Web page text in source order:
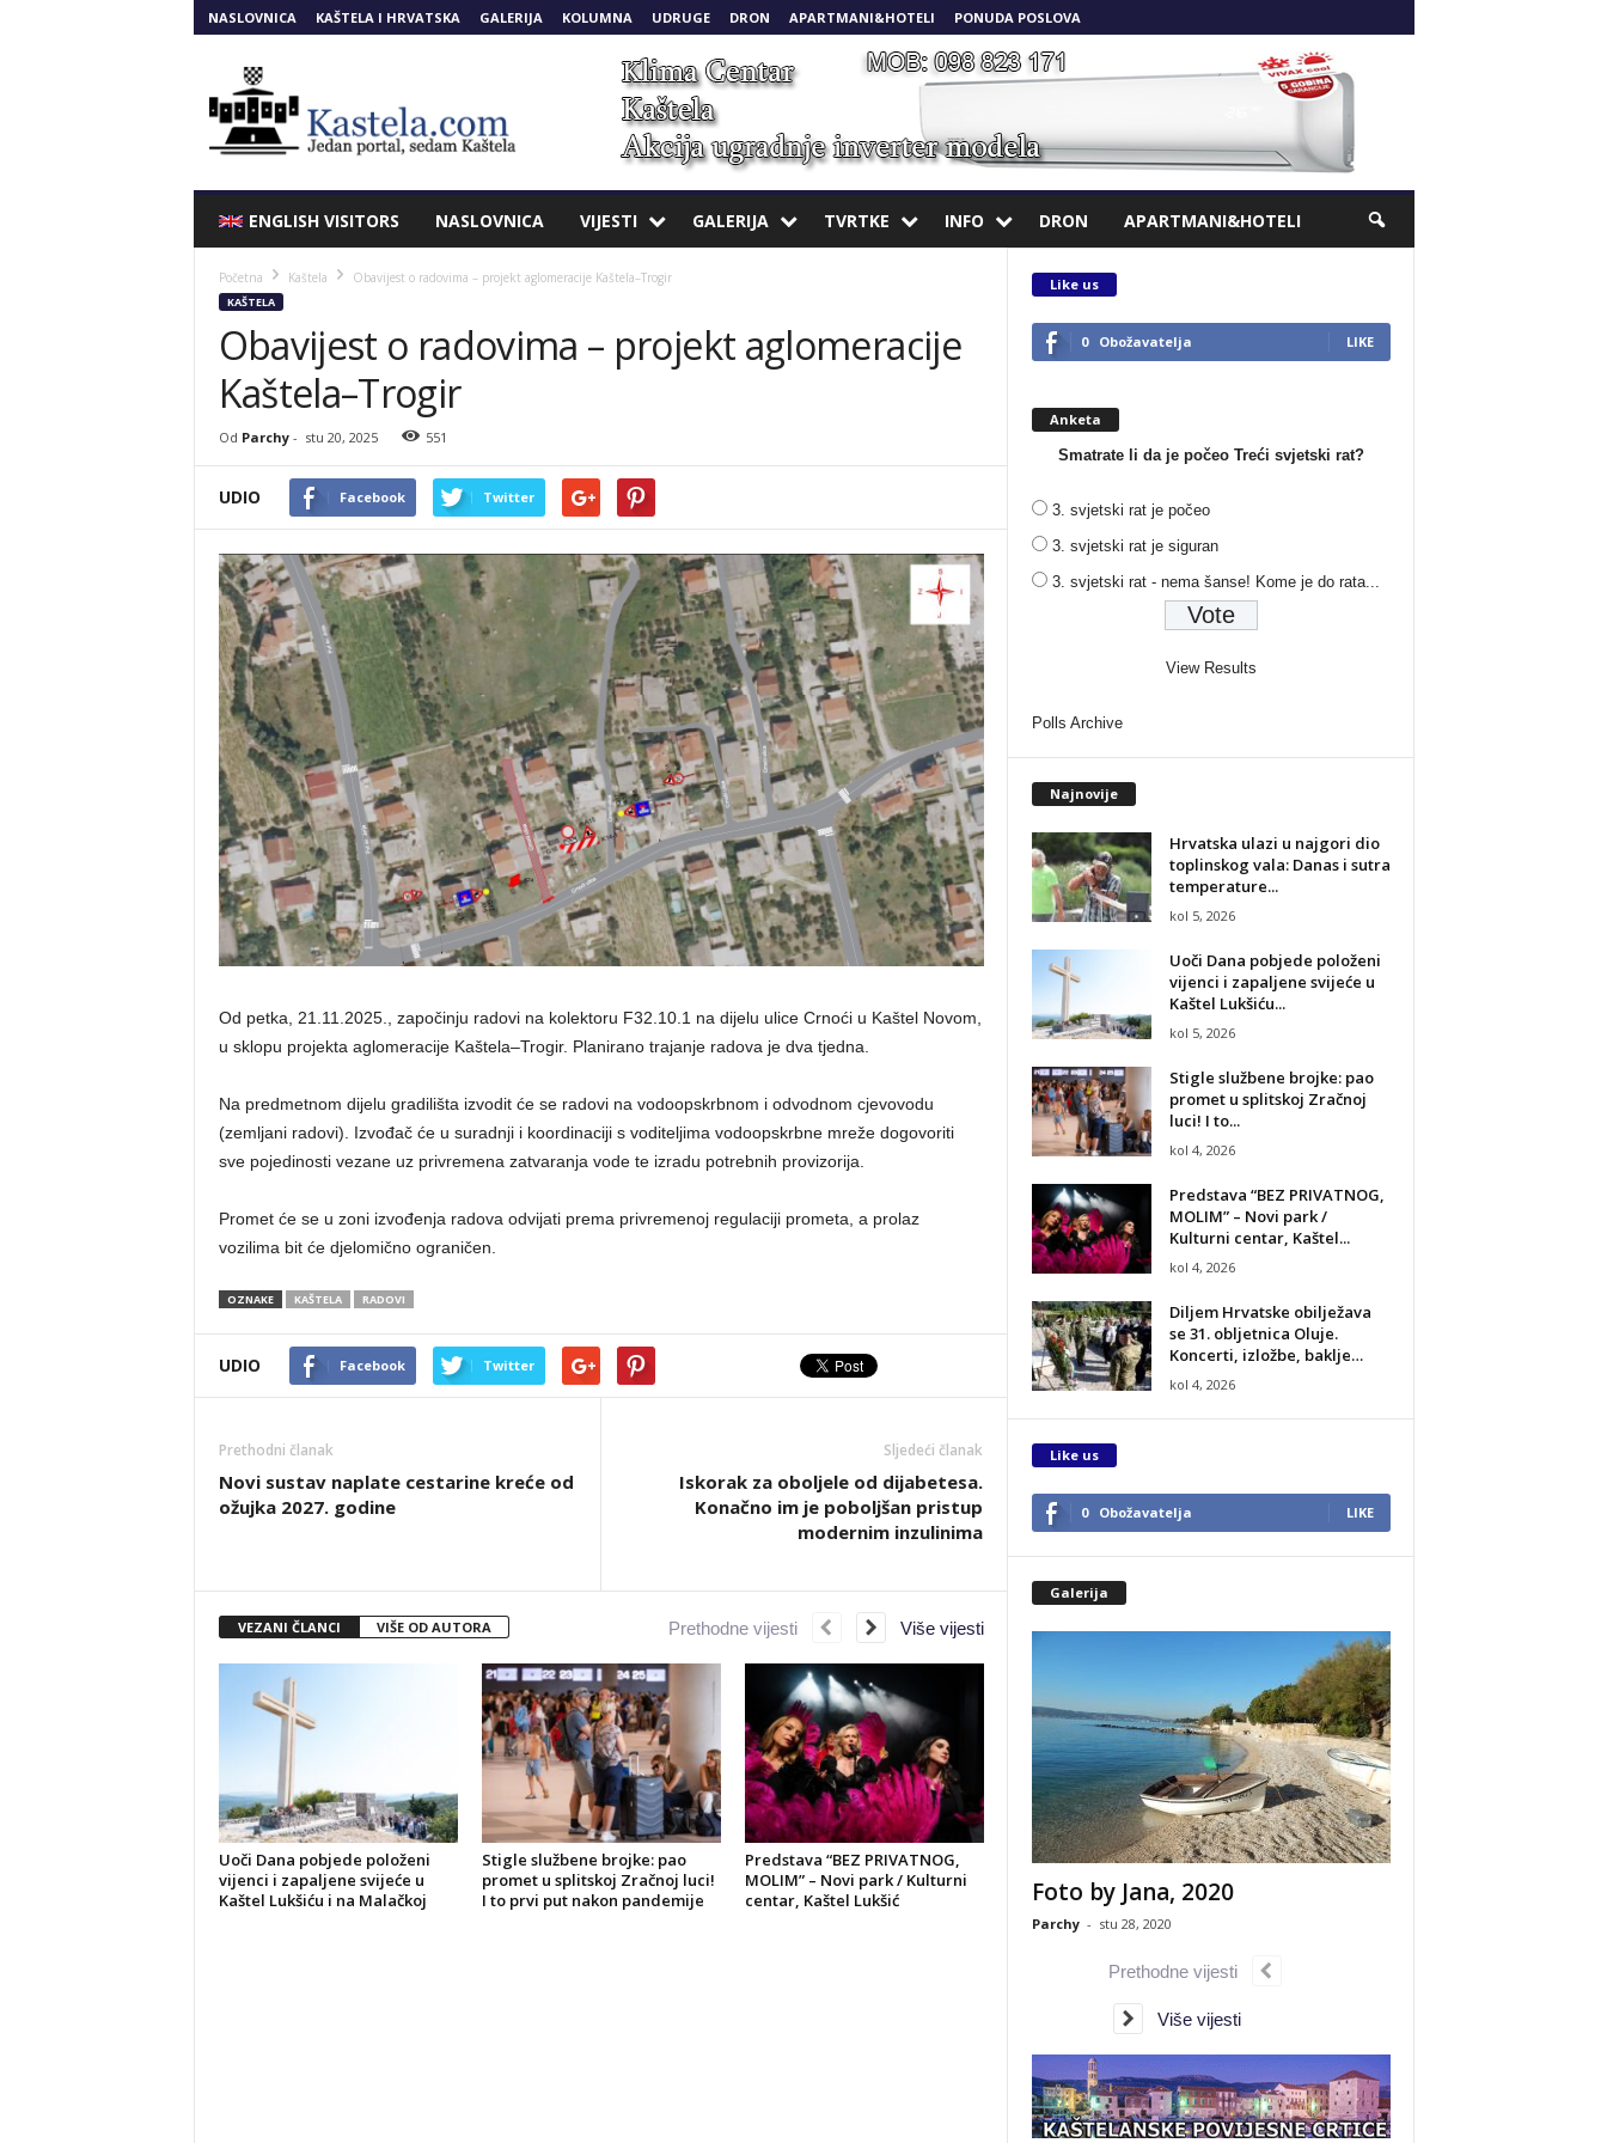
NASLOVNICA KAŠTELA I HRVATSKA GALERIJA KOLUMNA UDRUGE DRON APARTMANI&HOTELI PONUDA POSLOVA
ENGLISH VISITORS NASLOVNICA VIJESTI GALERIJA TVRTKE INFO DRON APARTMANI&HOTELI
Početna Kaštela Obavijest o radovima – projekt aglomeracije Kaštela–Trogir
KAŠTELA
Obavijest o radovima – projekt aglomeracije
Kaštela–Trogir
Od Parchy- stu 20, 2025 551
UDIO Facebook Twitter
Od petka, 21.11.2025., započinju radovi na kolektoru F32.10.1 na dijelu ulice Crnoći u Kaštel Novom,
u sklopu projekta aglomeracije Kaštela–Trogir. Planirano trajanje radova je dva tjedna.
Na predmetnom dijelu gradilišta izvodit će se radovi na vodoopskrbnom i odvodnom cjevovodu
(zemljani radovi). Izvođač će u suradnji i koordinaciji s voditeljima vodoopskrbne mreže dogovoriti
sve pojedinosti vezane uz privremena zatvaranja vode te izradu potrebnih provizorija.
Promet će se u zoni izvođenja radova odvijati prema privremenoj regulaciji prometa, a prolaz
vozilima bit će djelomično ograničen.
OZNAKE KAŠTELA RADOVI
UDIO Facebook Twitter
Prethodni članak
Novi sustav naplate cestarine kreće od
ožujka 2027. godine
Sljedeći članak
Iskorak za oboljele od dijabetesa.
Konačno im je poboljšan pristup
modernim inzulinima
VEZANI ČLANCI VIŠE OD AUTORA
Uoči Dana pobjede položeni
vijenci i zapaljene svijeće u
Kaštel Lukšiću i na Malačkoj
Stigle službene brojke: pao
promet u splitskoj Zračnoj luci!
I to prvi put nakon pandemije
Predstava “BEZ PRIVATNOG,
MOLIM” – Novi park / Kulturni
centar, Kaštel Lukšić
Prethodne vijesti Više vijesti
Like us
0 Obožavatelja LIKE
Anketa
Smatrate li da je počeo Treći svjetski rat?
3. svjetski rat je počeo
3. svjetski rat je siguran
3. svjetski rat - nema šanse! Kome je do rata...
View Results
Polls Archive
Najnovije
Hrvatska ulazi u najgori dio
toplinskog vala: Danas i sutra
temperature...
kol 5, 2026
Uoči Dana pobjede položeni
vijenci i zapaljene svijeće u
Kaštel Lukšiću...
kol 5, 2026
Stigle službene brojke: pao
promet u splitskoj Zračnoj
luci! I to...
kol 4, 2026
Predstava “BEZ PRIVATNOG,
MOLIM” – Novi park /
Kulturni centar, Kaštel...
kol 4, 2026
Diljem Hrvatske obilježava
se 31. obljetnica Oluje.
Koncerti, izložbe, baklje…
kol 4, 2026
Like us
0 Obožavatelja LIKE
Galerija
Foto by Jana, 2020
Parchy - stu 28, 2020
Prethodne vijesti
Više vijesti